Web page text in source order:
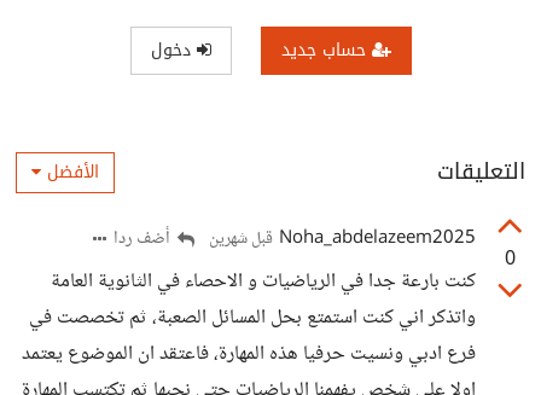
حساب جديد دخول
التعليقات الأفضل
0
Noha_abdelazeem2025 قبل شهرين أضف ردا
كنت بارعة جدا في الرياضيات و الاحصاء في الثانوية العامة
واتذكر اني كنت استمتع بحل المسائل الصعبة، ثم تخصصت في
فرع ادبي ونسيت حرفيا هذه المهارة، فاعتقد ان الموضوع يعتمد